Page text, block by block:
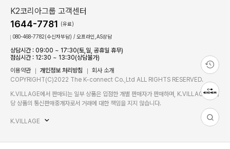
K2코리아그룹 고객센터
1644-7781 (유료)
080-468-7782(수신자부담) / 오프라인,AS상담
상담시간 : 09:00 ~ 17:30(토,일, 공휴일 휴무)
점심시간 : 12:30 ~ 13:30(상담불가)
이용약관
개인정보 처리방침
회사 소개
COPYRIGHT(C)2022 The K-connect Co.,Ltd ALL RIGHTS RESERVED.
K.VILLAGE에서 판매되는 일부 상품은 입점한 개별 판매자가 판매하며, K.VILLAGE는 해
당 상품의 통신판매중개자로서 거래에 대한 책임을 지지 않습니다.
K.VILLAGE